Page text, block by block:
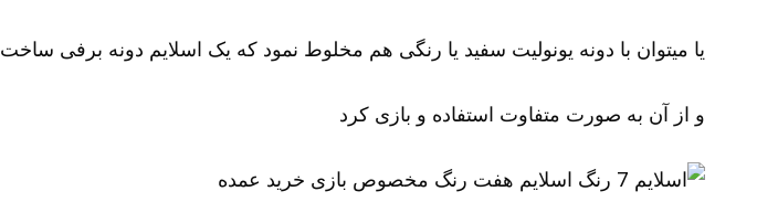
یا میتوان با دونه یونولیت سفید یا رنگی هم مخلوط نمود که یک اسلایم دونه برفی ساخت
و از آن به صورت متفاوت استفاده و بازی کرد